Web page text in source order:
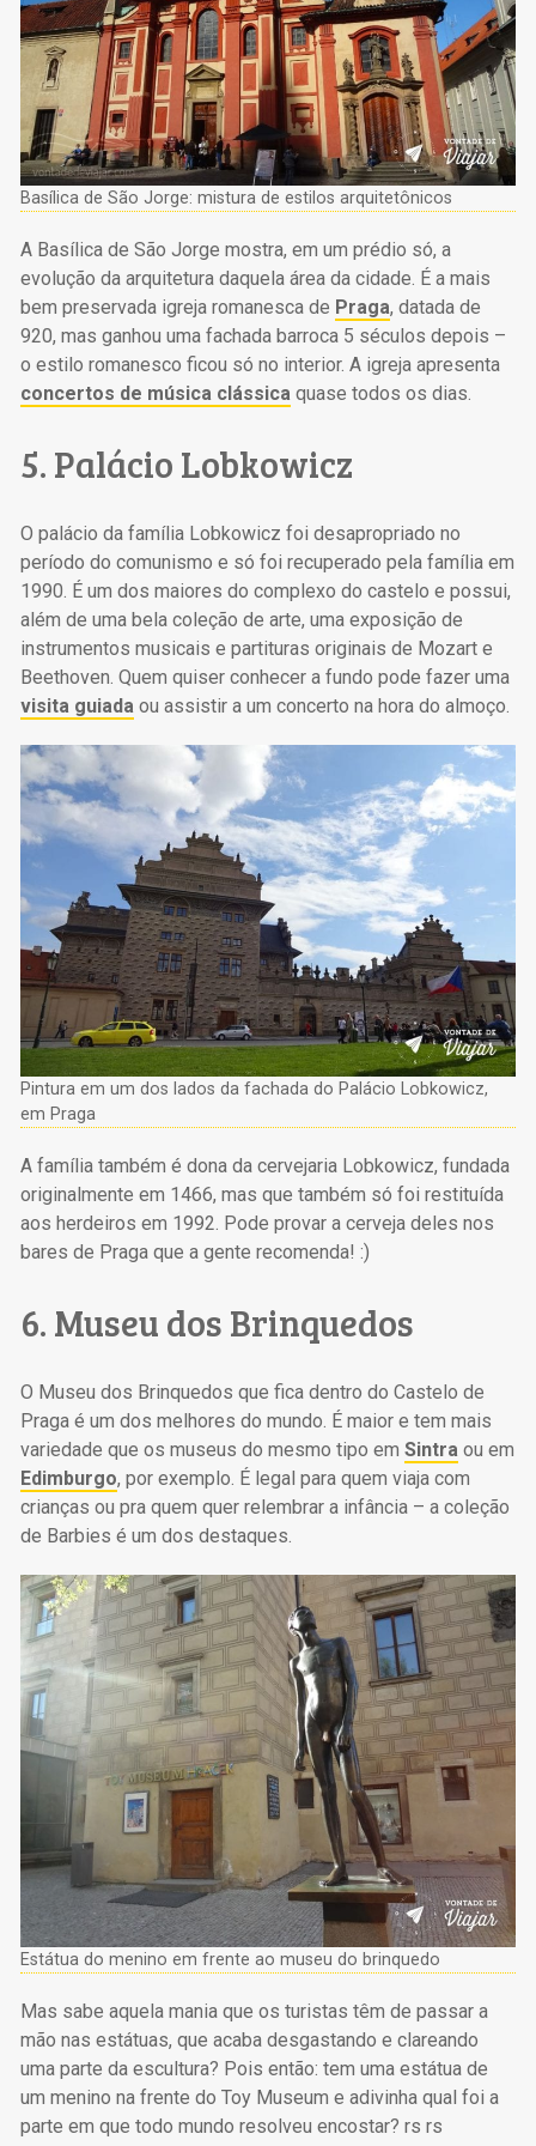
Basílica de São Jorge: mistura de estilos arquitetônicos
A Basílica de São Jorge mostra, em um prédio só, a
evolução da arquitetura daquela área da cidade. É a mais
bem preservada igreja romanesca de Praga, datada de
920, mas ganhou uma fachada barroca 5 séculos depois –
o estilo romanesco ficou só no interior. A igreja apresenta
concertos de música clássicaquase todos os dias.
5. Palácio Lobkowicz
O palácio da família Lobkowicz foi desapropriado no
período do comunismo e só foi recuperado pela família em
1990. É um dos maiores do complexo do castelo e possui,
além de uma bela coleção de arte, uma exposição de
instrumentos musicais e partituras originais de Mozart e
Beethoven. Quem quiser conhecer a fundo pode fazer uma
visita guiadaou assistir a um concerto na hora do almoço.
Pintura em um dos lados da fachada do Palácio Lobkowicz,
em Praga
A família também é dona da cervejaria Lobkowicz, fundada
originalmente em 1466, mas que também só foi restituída
aos herdeiros em 1992. Pode provar a cerveja deles nos
bares de Praga que a gente recomenda! :)
6. Museu dos Brinquedos
O Museu dos Brinquedos que fica dentro do Castelo de
Praga é um dos melhores do mundo. É maior e tem mais
variedade que os museus do mesmo tipo em Sintra ou em
Edimburgo, por exemplo. É legal para quem viaja com
crianças ou pra quem quer relembrar a infância – a coleção
de Barbies é um dos destaques.
Estátua do menino em frente ao museu do brinquedo
Mas sabe aquela mania que os turistas têm de passar a
mão nas estátuas, que acaba desgastando e clareando
uma parte da escultura? Pois então: tem uma estátua de
um menino na frente do Toy Museum e adivinha qual foi a
parte em que todo mundo resolveu encostar? rs rs